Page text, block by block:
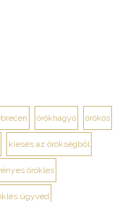
örökhagyó örökös
kiesés az örökségből
öröklés
ügyvéd